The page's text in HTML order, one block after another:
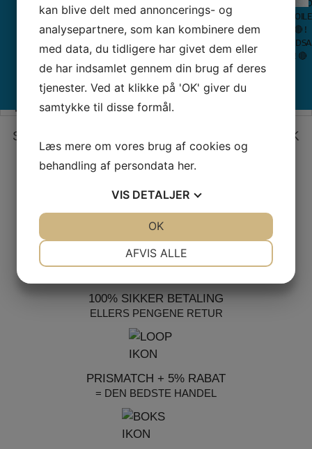
SYMASKINER
TIL BØRN
OVERLOCKERE
MED LUFT
TRÅDNING
ALLE
COVERLOCKERE
ALLE
BRODERIMASKINER
Overlockere
Tråd
–VOILE
🔴 !
! 🔴
× LUK
SE VORES ANMELDELSER PÅ TRUSTPILOT
Trustpilot
SIKKER HANDEL PÅ SYMASKINETORVET.DK
PÅ KUN 1-2 HVERDAGE
100% SIKKER BETALING
ELLERS PENGENE RETUR
PRISMATCH + 5% RABAT
= DEN BEDSTE HANDEL
kan blive delt med annoncerings- og
analysepartnere, som kan kombinere dem
med data, du tidligere har givet dem eller
de har indsamlet gennem din brug af deres
tjenester. Ved at klikke på 'OK' giver du
samtykke til disse formål.
Læs mere om vores brug af cookies og
behandling af persondata her.
VIS DETALJER
MARKETING STATISTIK
AFVIS ALLE
OK